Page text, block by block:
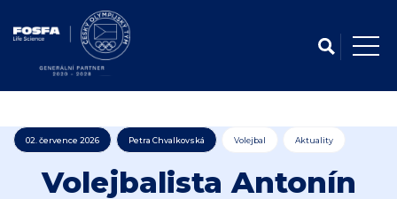
02. července 2026 Petra Chvalkovská Volejbal Aktuality
Volejbalista Antonín